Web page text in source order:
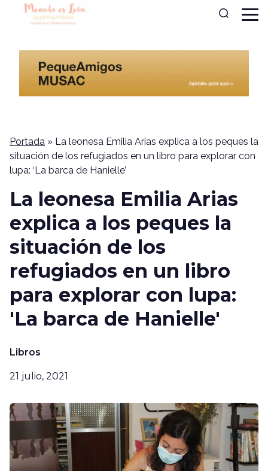
Portada » La leonesa Emilia Arias explica a los peques la
situación de los refugiados en un libro para explorar con
lupa: ‘La barca de Hanielle’
La leonesa Emilia Arias
explica a los peques la
situación de los
refugiados en un libro
para explorar con lupa:
'La barca de Hanielle'
Libros
21 julio, 2021